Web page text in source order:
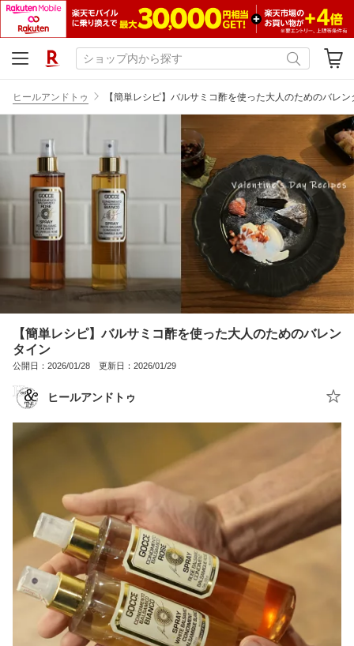
ヒールアンドトゥ 【簡単レシピ】バルサミコ酢を使った大人のためのバレン
【簡単レシピ】バルサミコ酢を使った大人のためのバレン
タイン
公開日：2026/01/28 更新日：2026/01/29
ヒールアンドトゥ